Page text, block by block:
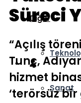
Diğer
Sanat
Süreci
“Açılış
Tunç,
hizmet
‘terörsüz